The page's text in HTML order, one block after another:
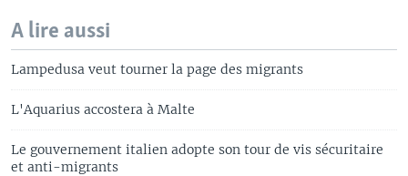
A lire aussi
Lampedusa veut tourner la page des migrants
L'Aquarius accostera à Malte
Le gouvernement italien adopte son tour de vis sécuritaire
et anti-migrants